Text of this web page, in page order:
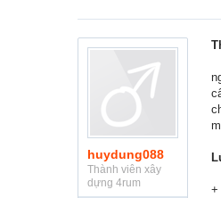
huydung088
Thành viên xây
dựng 4rum
+